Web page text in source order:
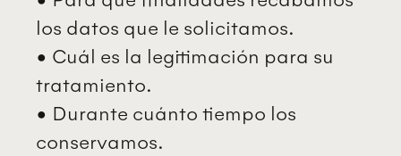
los datos que le solicitamos.
• Cuál es la legitimación para su
tratamiento.
• Durante cuánto tiempo los
conservamos.